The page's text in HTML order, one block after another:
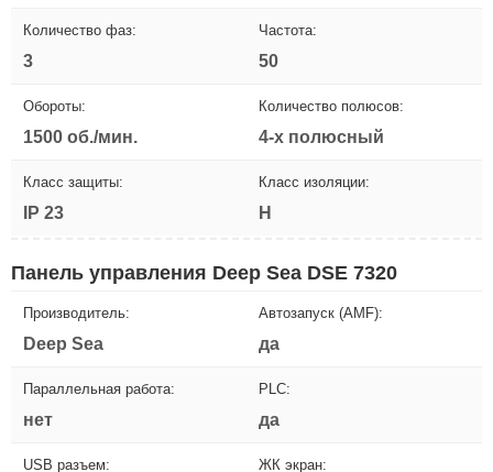
Количество фаз:
3
Частота:
50
Обороты:
1500 об./мин.
Количество полюсов:
4-х полюсный
Класс защиты:
IP 23
Класс изоляции:
H
Панель управления Deep Sea DSE 7320
Производитель:
Deep Sea
Автозапуск (AMF):
да
Параллельная работа:
нет
PLC:
да
USB разъем: ЖК экран: